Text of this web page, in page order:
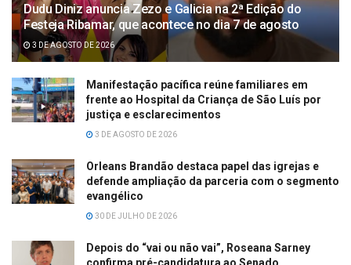
Dudu Diniz anuncia Zezo e Galicia na 2ª Edição do
Festeja Ribamar, que acontece no dia 7 de agosto
3 DE AGOSTO DE 2026
Manifestação pacífica reúne familiares em
frente ao Hospital da Criança de São Luís por
justiça e esclarecimentos
3 DE AGOSTO DE 2026
Orleans Brandão destaca papel das igrejas e
defende ampliação da parceria com o segmento
evangélico
30 DE JULHO DE 2026
Depois do “vai ou não vai”, Roseana Sarney
confirma pré-candidatura ao Senado